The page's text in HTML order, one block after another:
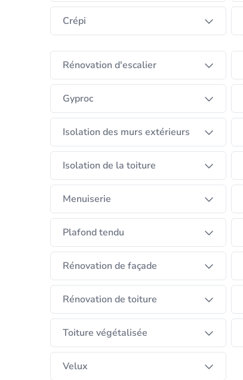
Crépi
Rénovation d'escalier
Gyproc
Isolation des murs extérieurs
Isolation de la toiture
Menuiserie
Plafond tendu
Rénovation de façade
Rénovation de toiture
Toiture végétalisée
Velux